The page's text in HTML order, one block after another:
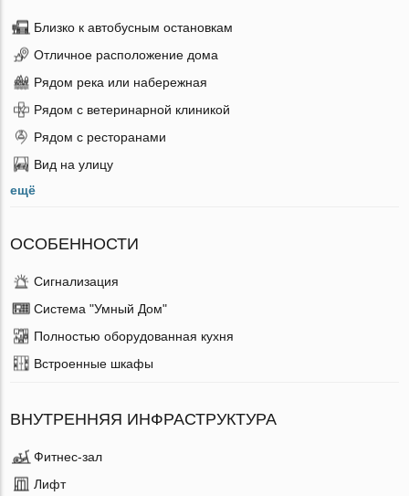
Близко к автобусным остановкам
Отличное расположение дома
Рядом река или набережная
Рядом с ветеринарной клиникой
Рядом с ресторанами
Вид на улицу
ещё
ОСОБЕННОСТИ
Сигнализация
Система "Умный Дом"
Полностью оборудованная кухня
Встроенные шкафы
ВНУТРЕННЯЯ ИНФРАСТРУКТУРА
Фитнес-зал
Лифт